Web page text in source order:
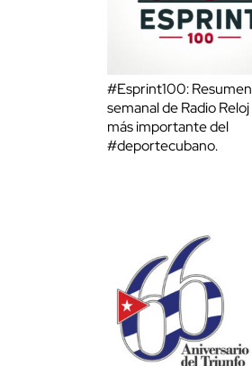
#Esprint100: Resumen
semanal de Radio
más importante del
#deportecubano.